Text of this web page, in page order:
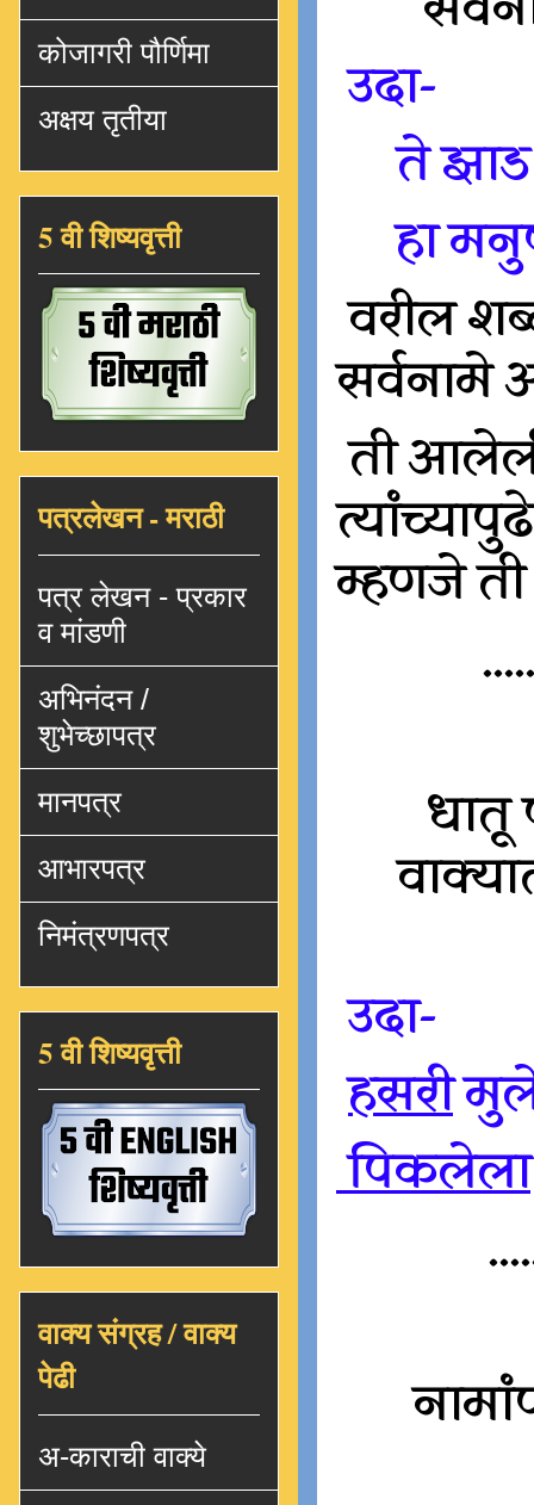
उदा-
ते
हा
वरील
सर्वनामे
ती
म्हणजे
धातू
उदा-
हसरीमुले
पिकलेला
कोजागरी पौर्णिमा
अक्षय तृतीया
5 वी शिष्यवृत्ती
पत्रलेखन - मराठी
पत्र लेखन - प्रकार
व मांडणी
अभिनंदन /
शुभेच्छापत्र
मानपत्र
आभारपत्र
निमंत्रणपत्र
5 वी शिष्यवृत्ती
वाक्य संग्रह / वाक्य
पेढी
अ-काराची वाक्ये